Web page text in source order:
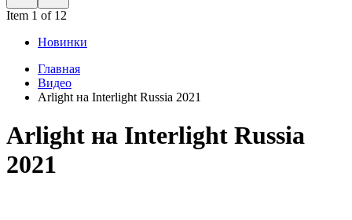
Item 1 of 12
Новинки
Главная
Видео
Arlight на Interlight Russia 2021
Arlight на Interlight Russia
2021